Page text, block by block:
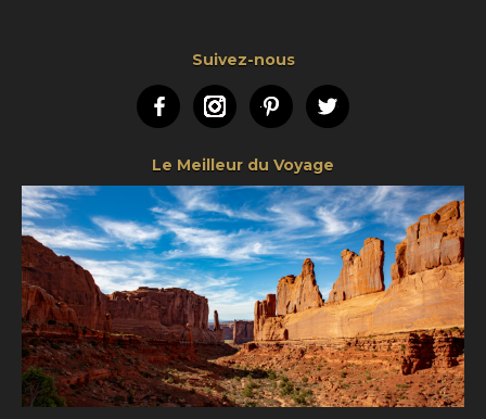
Suivez-nous
FacebookInstagramPinterestTwitter
Le Meilleur du Voyage